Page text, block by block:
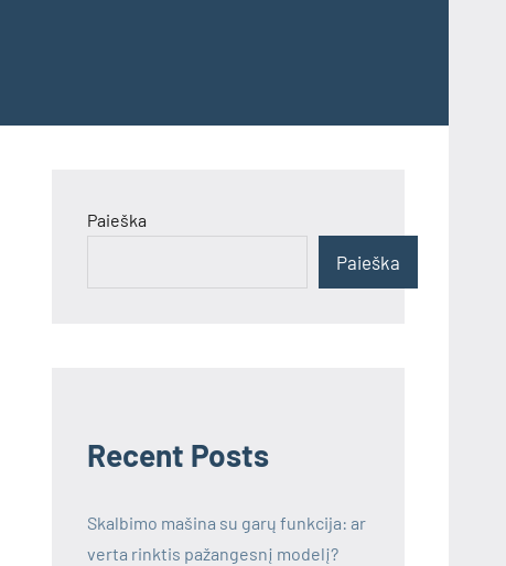
Paieška
Paieška
Recent Posts
Skalbimo mašina su garų funkcija: ar
verta rinktis pažangesnį modelį?